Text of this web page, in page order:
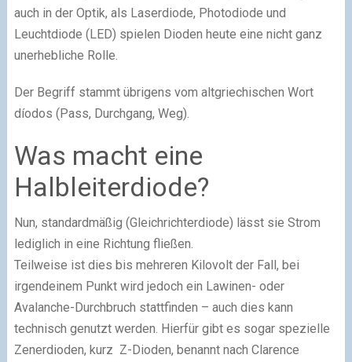
auch in der Optik, als Laserdiode, Photodiode und
Leuchtdiode (LED) spielen Dioden heute eine nicht ganz
unerhebliche Rolle.
Der Begriff stammt übrigens vom altgriechischen Wort
díodos (Pass, Durchgang, Weg).
Was macht eine
Halbleiterdiode?
Nun, standardmäßig (Gleichrichterdiode) lässt sie Strom
lediglich in eine Richtung fließen.
Teilweise ist dies bis mehreren Kilovolt der Fall, bei
irgendeinem Punkt wird jedoch ein Lawinen- oder
Avalanche-Durchbruch stattfinden – auch dies kann
technisch genutzt werden. Hierfür gibt es sogar spezielle
Zenerdioden, kurz Z-Dioden, benannt nach Clarence